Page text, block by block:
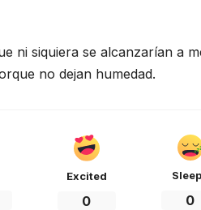
ni siquiera se alcanzarían a
no dejan humedad.
Excited
0 0